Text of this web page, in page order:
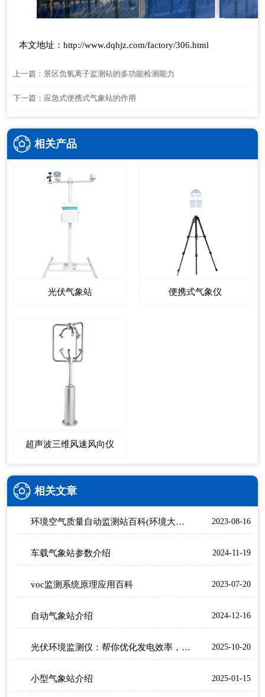
本文地址： http://www.dqhjz.com/factory/306.html
上一篇： 景区负氧离子监测站的多功能检测能力
下一篇： 应急式便携式气象站的作用
相关产品
光伏气象站 便携式气象仪
超声波三维风速风向仪
相关文章
环境空气质量自动监测站百科(环境大气监测设备) 2023-08-16
车载气象站参数介绍 2024-11-19
voc监测系统原理应用百科 2023-07-20
自动气象站介绍 2024-12-16
光伏环境监测仪：帮你优化发电效率，提高电站经济效益 2025-10-20
小型气象站介绍 2025-01-15